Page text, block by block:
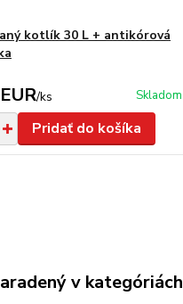
kotlík 30 L + antikórová
/ks Skladom
Pridať do košíka
v kategóriách